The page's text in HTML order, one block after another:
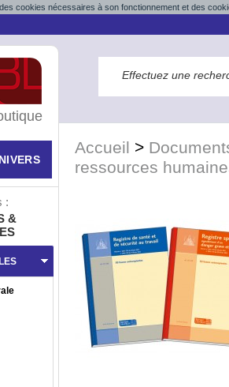
cookies nécessaires à son fonctionnement et des
Accueil >
ressources
:
&